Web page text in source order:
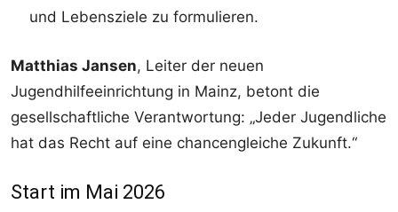
und Lebensziele zu formulieren.
Matthias Jansen, Leiter der neuen
Jugendhilfeeinrichtung in Mainz, betont die
gesellschaftliche Verantwortung: „Jeder Jugendliche
hat das Recht auf eine chancengleiche Zukunft.“
Start im Mai 2026